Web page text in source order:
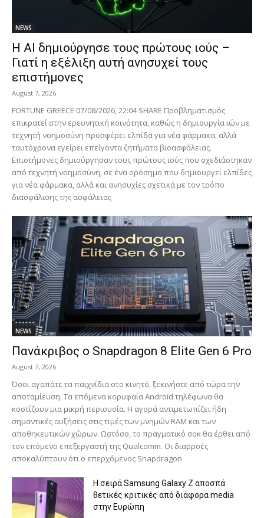
NEWS
Η AI δημιούργησε τους πρώτους ιούς –
Γιατί η εξέλιξη αυτή ανησυχεί τους
επιστήμονες
August 7, 2026
FORTUNE GREECE 07/08/2026, 22:04 SHARE Προβληματισμός
επικρατεί στην ερευνητική κοινότητα, καθώς η δημιουργία ιών με
τεχνητή νοημοσύνη προσφέρει ελπίδα για νέα φάρμακα, αλλά
ταυτόχρονα εγείρει επείγοντα ζητήματα βιοασφάλειας.
Επιστήμονες δημιούργησαν τους πρώτους ιούς που σχεδιάστηκαν
από τεχνητή νοημοσύνη, σε ένα ορόσημο που δημιουργεί ελπίδες
για νέα φάρμακα, αλλά και ανησυχίες σχετικά με τον τρόπο
διασφάλισης της ασφάλειας
NEWS
Πανάκριβος ο Snapdragon 8 Elite Gen 6 Pro
August 7, 2026
Όσοι αγαπάτε τα παιχνίδια στο κινητό, ξεκινήστε από τώρα την
αποταμίευση. Τα επόμενα κορυφαία Android τηλέφωνα θα
κοστίζουν μια μικρή περιουσία. Η αγορά αντιμετωπίζει ήδη
σημαντικές αυξήσεις στις τιμές των μνημών RAM και των
αποθηκευτικών χώρων. Ωστόσο, το πραγματικό σοκ θα έρθει από
τον επόμενο επεξεργαστή της Qualcomm. Οι διαρροές
αποκαλύπτουν ότι ο επερχόμενος Snapdragon
Η σειρά Samsung Galaxy Z αποσπά
θετικές κριτικές από διάφορα media
στην Ευρώπη